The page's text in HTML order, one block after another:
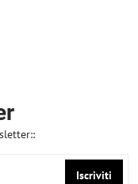
Iscriviti